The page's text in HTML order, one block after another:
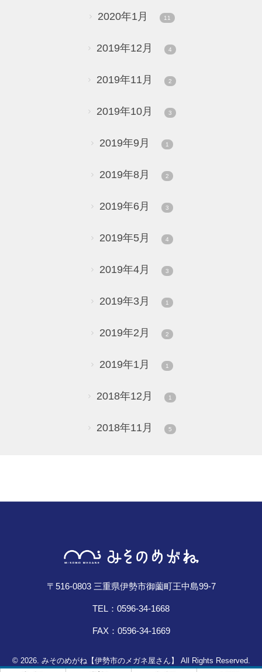
2020年1月 11
2019年12月 4
2019年11月 2
2019年10月 3
2019年9月 1
2019年8月 2
2019年6月 3
2019年5月 4
2019年4月 3
2019年3月 1
2019年2月 2
2019年1月 1
2018年12月 1
2018年11月 5
〒516-0803 三重県伊勢市御薗町王中島99-7
TEL：0596-34-1668
FAX：0596-34-1669
© 2026. みそのめがね【伊勢市のメガネ屋さん】 All Rights Reserved.